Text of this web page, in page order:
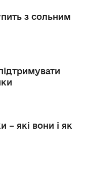
з сольним
– які вони і як